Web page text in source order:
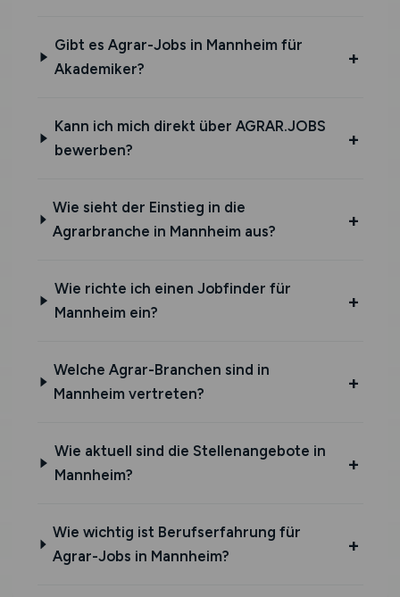
Gibt es Agrar-Jobs in Mannheim für
Akademiker?
Kann ich mich direkt über AGRAR.JOBS
bewerben?
Wie sieht der Einstieg in die
Agrarbranche in Mannheim aus?
Wie richte ich einen Jobfinder für
Mannheim ein?
Welche Agrar-Branchen sind in
Mannheim vertreten?
Wie aktuell sind die Stellenangebote in
Mannheim?
Wie wichtig ist Berufserfahrung für
Agrar-Jobs in Mannheim?